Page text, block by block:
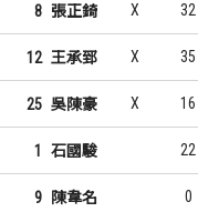
8 張正錡 X 32
12 王承郅 X 35
25 吳陳豪 X 16
1 石國駿 22
9 陳韋名 0